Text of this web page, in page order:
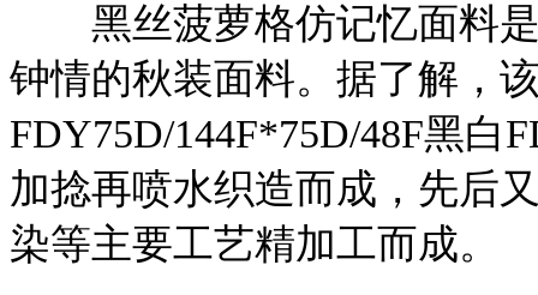
黑丝菠萝格仿记忆面料是
钟情的秋装面料。据了解，
FDY75D/144F*75D/48F黑白
加捻再喷水织造而成，先后
染等主要工艺精加工而成。